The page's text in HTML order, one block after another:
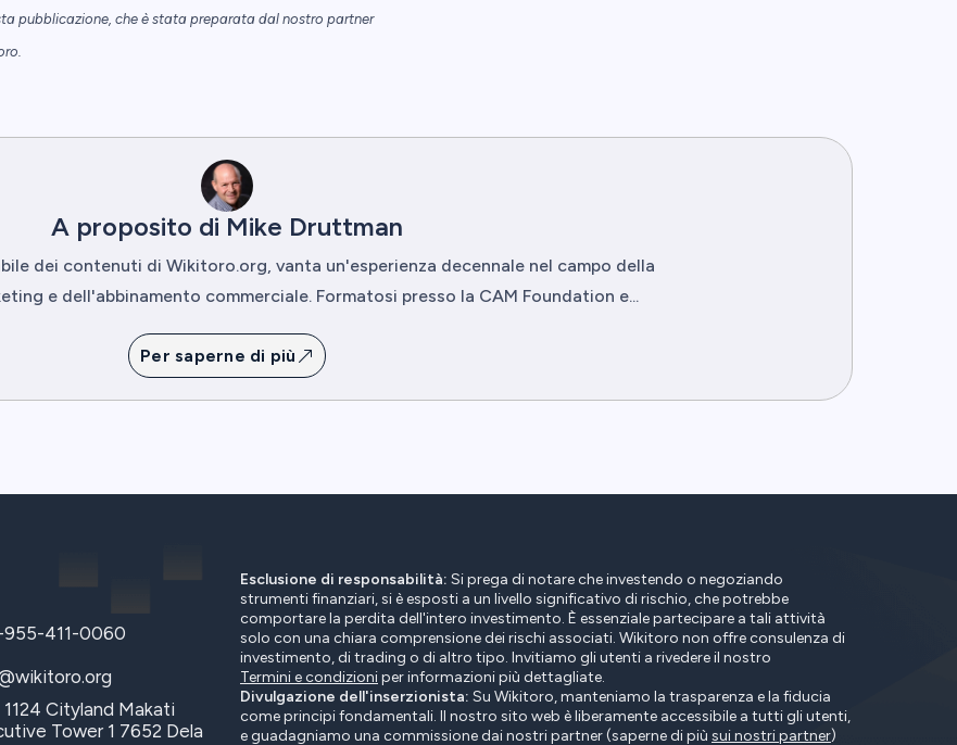
pubblicazione, che è stata preparata dal nostro partner
A proposito di Mike Druttman
dei contenuti di Wikitoro.org, vanta un'esperienza decennale nel campo della
e dell'abbinamento commerciale. Formatosi presso la CAM Foundation e...
Per saperne di più
955-411-0060
Cityland Makati
Tower 1 7652 Dela
Esclusione di responsabilità: Si prega di notare che investendo o negoziando
strumenti finanziari, si è esposti a un livello significativo di rischio, che potrebbe
comportare la perdita dell'intero investimento. È essenziale partecipare a tali attività
solo con una chiara comprensione dei rischi associati. Wikitoro non offre consulenza di
investimento, di trading o di altro tipo. Invitiamo gli utenti a rivedere il nostro
Termini e condizioniper informazioni più dettagliate.
Divulgazione dell'inserzionista: Su Wikitoro, manteniamo la trasparenza e la fiducia
come principi fondamentali. Il nostro sito web è liberamente accessibile a tutti gli utenti,
e guadagniamo una commissione dai nostri partner (saperne di più sui nostri partner)